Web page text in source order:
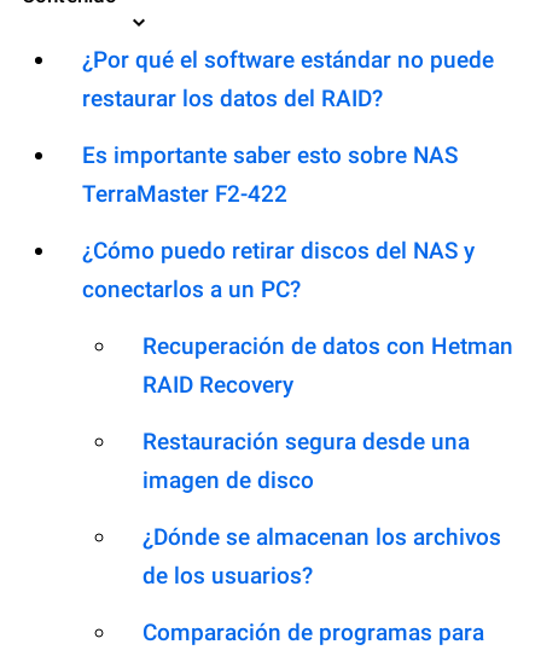
¿Por qué el software estándar no puede
restaurar los datos del RAID?
Es importante saber esto sobre NAS
TerraMaster F2-422
¿Cómo puedo retirar discos del NAS y
conectarlos a un PC?
Recuperación de datos con Hetman
RAID Recovery
Restauración segura desde una
imagen de disco
¿Dónde se almacenan los archivos
de los usuarios?
Comparación de programas para